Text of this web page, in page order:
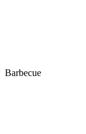
Barbecue